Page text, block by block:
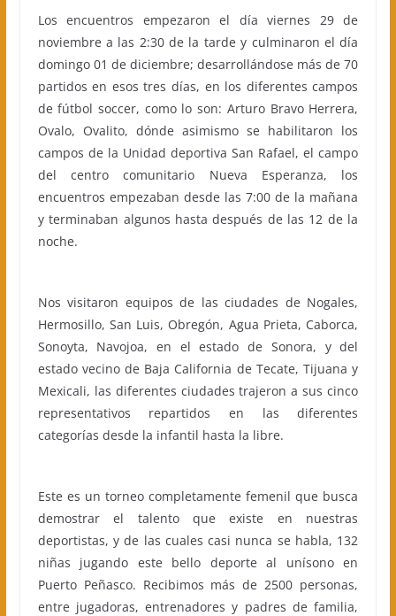
Los encuentros empezaron el día viernes 29 de
noviembre a las 2:30 de la tarde y culminaron el día
domingo 01 de diciembre; desarrollándose más de 70
partidos en esos tres días, en los diferentes campos
de fútbol soccer, como lo son: Arturo Bravo Herrera,
Ovalo, Ovalito, dónde asimismo se habilitaron los
campos de la Unidad deportiva San Rafael, el campo
del centro comunitario Nueva Esperanza, los
encuentros empezaban desde las 7:00 de la mañana
y terminaban algunos hasta después de las 12 de la
noche.
Nos visitaron equipos de las ciudades de Nogales,
Hermosillo, San Luis, Obregón, Agua Prieta, Caborca,
Sonoyta, Navojoa, en el estado de Sonora, y del
estado vecino de Baja California de Tecate, Tijuana y
Mexicali, las diferentes ciudades trajeron a sus cinco
representativos repartidos en las diferentes
categorías desde la infantil hasta la libre.
Este es un torneo completamente femenil que busca
demostrar el talento que existe en nuestras
deportistas, y de las cuales casi nunca se habla, 132
niñas jugando este bello deporte al unísono en
Puerto Peñasco. Recibimos más de 2500 personas,
entre jugadoras, entrenadores y padres de familia,